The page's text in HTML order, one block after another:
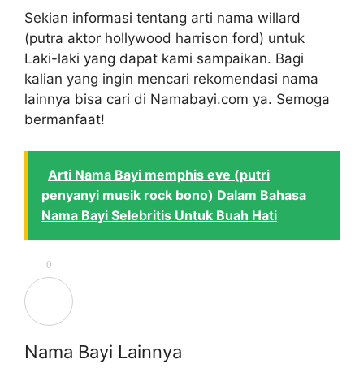
Sekian informasi tentang arti nama willard
(putra aktor hollywood harrison ford) untuk
Laki-laki yang dapat kami sampaikan. Bagi
kalian yang ingin mencari rekomendasi nama
lainnya bisa cari di Namabayi.com ya. Semoga
bermanfaat!
Arti Nama Bayi memphis eve (putri
penyanyi musik rock bono) Dalam Bahasa
Nama Bayi Selebritis Untuk Buah Hati
0
Nama Bayi Lainnya